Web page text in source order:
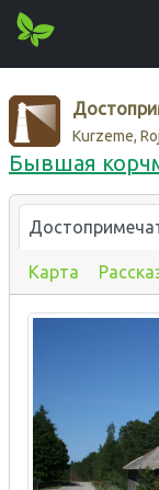
Kurzeme,
Бывшая
Карта